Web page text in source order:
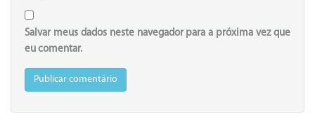
Salvar meus dados neste navegador para a próxima vez que
eu comentar.